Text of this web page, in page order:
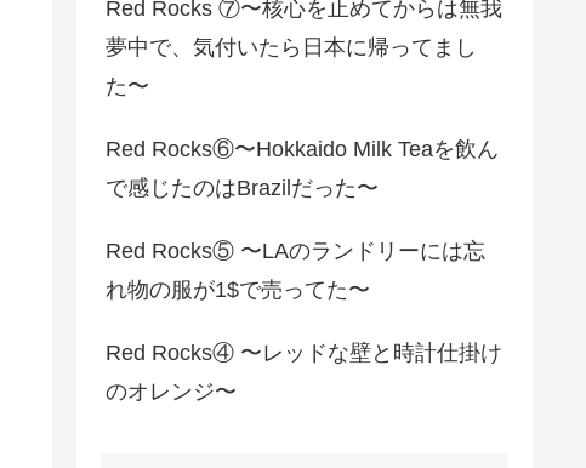
Red Rocks ⑦〜核心を止めてからは無我
夢中で、気付いたら日本に帰ってまし
た〜
Red Rocks⑥〜Hokkaido Milk Teaを飲ん
で感じたのはBrazilだった〜
Red Rocks⑤ 〜LAのランドリーには忘
れ物の服が1$で売ってた〜
Red Rocks④ 〜レッドな壁と時計仕掛け
のオレンジ〜